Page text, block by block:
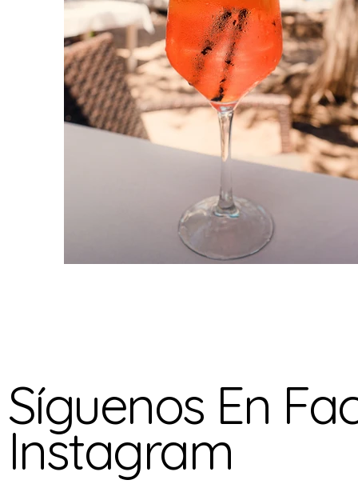
Síguenos En
Instagram